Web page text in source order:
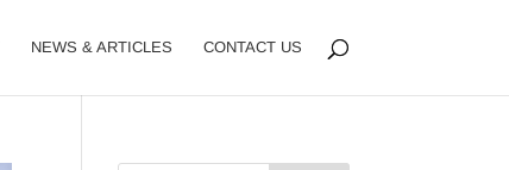
NEWS & ARTICLES CONTACT US